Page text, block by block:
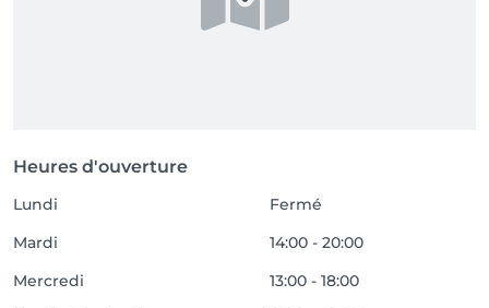
Heures d'ouverture
Lundi
Fermé
Mardi
14:00 - 20:00
Mercredi
13:00 - 18:00